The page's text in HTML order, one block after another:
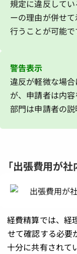
規定に違反して
ーの理由が併せ
行うことが可能で
警告表示
違反が軽微な場
が、申請者は内
部門は申請者の説
「出張費用が
経費精算では、経
せて確認する必要
十分に共有されて